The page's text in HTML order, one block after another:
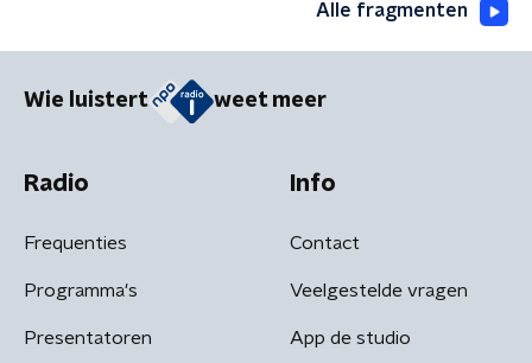
Alle fragmenten
Wie luistert weet meer
Radio
Frequenties
Programma's
Presentatoren
Info
Contact
Veelgestelde vragen
App de studio